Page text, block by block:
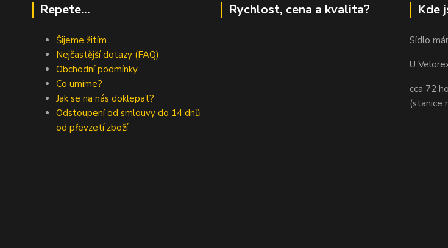
Repete...
Šijeme žitím...
Nejčastější dotazy (FAQ)
Obchodní podmínky
Co umíme?
Jak se na nás doklepat?
Odstoupení od smlouvy do 14 dnů
od převzetí zboží
Rychlost, cena a kvalita? Kde
Sídlo
U
cca 72
(stanice